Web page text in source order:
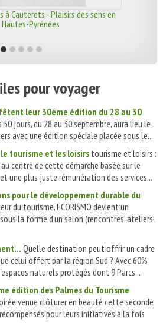
à Cauterets - Plaisirs des sens en
Hautes-Pyrénées
pour voyager
leur 30éme édition du 28 au 30
50 jours, du 28 au 30 septembre, aura lieu le
avec une édition spéciale placée sous le...
tourisme et les loisirs tourisme et loisirs :
centre de cette démarche basée sur le
une plus juste rémunération des services...
pour le développement durable du
du tourisme, ECORISMO devient un
la forme d'un salon (rencontres, ateliers,
Quelle destination peut offrir un cadre
celui offert par la région Sud ? Avec 60%
naturels protégés dont 9 Parcs...
édition des Palmes du Tourisme
venue clôturer en beauté cette seconde
pour leurs initiatives à la fois